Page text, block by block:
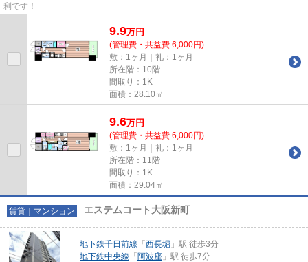
利です！
9.9万円
(管理費・共益費 6,000円)
敷：1ヶ月｜礼：1ヶ月
所在階：10階
間取り：1K
面積：28.10㎡
9.6万円
(管理費・共益費 6,000円)
敷：1ヶ月｜礼：1ヶ月
所在階：11階
間取り：1K
面積：29.04㎡
賃貸｜マンション エステムコート大阪新町
地下鉄千日前線 「 西長堀 」駅 徒歩3分
地下鉄中央線 「 阿波座 」駅 徒歩7分